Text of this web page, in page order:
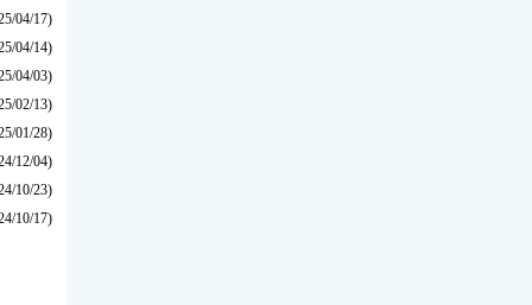
04/17)
04/14)
04/03)
02/13)
01/28)
12/04)
10/23)
10/17)